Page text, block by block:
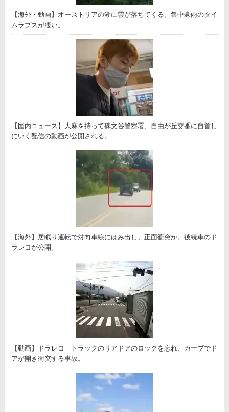
【海外・動画】オーストリアの湖に雲が落ちてくる。集中豪雨のタイ
ムラプスが凄い。
【国内ニュース】大麻を持って碑文谷警察署、自由が丘交番に自首し
にいく配信の動画が公開される。
【海外】居眠り運転で対向車線にはみ出し、正面衝突か。後続車のド
ラレコが公開。
【動画】ドラレコ トラックのリアドアのロックを忘れ、カーブでド
アが開き衝突する事故。